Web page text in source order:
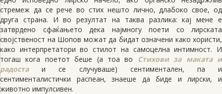
стремеж да се рече во стих нешто лично, длабоко свое, од
друга страна. И во резултат на таква разлика: кај мене е
затврдено сфаќањето дека најмногу поети со лирската
својственост на Шопов можат да бидат означени како хористи,
како интерпретатори во стилот на самоцелна интимност. И
тогаш кога поетот беше (а тоа во
Стихови за маката и
радостаи се случуваше) сентиментален, па и
сентименталистички распеан, знаеше да биде и лирски, и
животно импулсивен.